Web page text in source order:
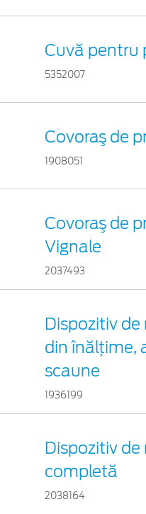
Cuvă pentru
5352007
Covoraş de
1908051
Covoraş de
Vignale
2037493
Dispozitiv
din înălțime,
scaune
1936199
Dispozitiv
completă
2038164